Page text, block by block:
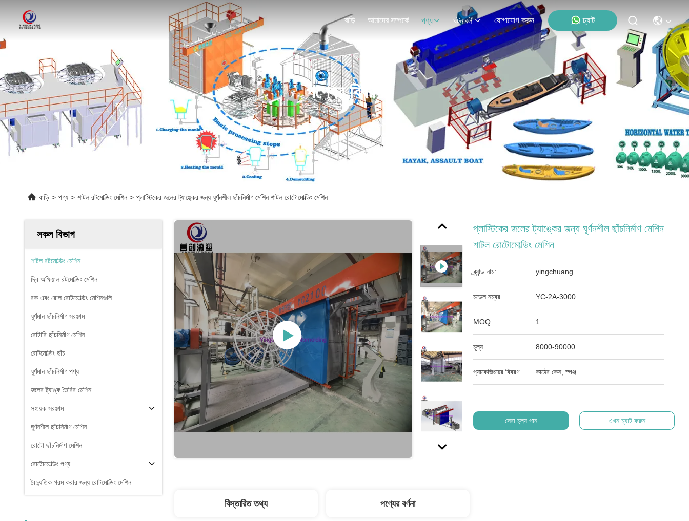
বাড়ি আমাদের সম্পর্কে পণ্য ঘটনাবলী যোগাযোগ করুন চ্যাট
পণ্যের বিবরণ
বাড়ি > পণ্য > শাটল রটমোল্ডিং মেশিন > প্লাস্টিকের জলের ট্যাঙ্কের জন্য ঘূর্ণনশীল ছাঁচনির্মাণ মেশিন শাটল রোটোমোল্ডিং মেশিন
সকল বিভাগ
শাটল রটমোল্ডিং মেশিন
দ্বি অক্ষিয়াল রটমোল্ডিং মেশিন
রক এবং রোল রোটমোল্ডিং মেশিনগুলি
ঘূর্ণমান ছাঁচনির্মাণ সরঞ্জাম
রোটারি ছাঁচনির্মাণ মেশিন
রোটমোল্ডিং ছাঁচ
ঘূর্ণমান ছাঁচনির্মাণ পণ্য
জলের ট্যাঙ্ক তৈরির মেশিন
সহায়ক সরঞ্জাম
ঘূর্ণনশীল ছাঁচনির্মাণ মেশিন
রোটো ছাঁচনির্মাণ মেশিন
রোটোমোল্ডিং পণ্য
বৈদ্যুতিক গরম করার জন্য রোটমোল্ডিং মেশিন
প্লাস্টিকের জলের ট্যাঙ্কের জন্য ঘূর্ণনশীল ছাঁচনির্মাণ মেশিন
শাটল রোটোমোল্ডিং মেশিন
ব্র্যান্ড নাম: yingchuang
মডেল নম্বর: YC-2A-3000
MOQ.: 1
মূল্য: 8000-90000
প্যাকেজিংয়ের বিবরণ: কাঠের কেস, স্পঞ্জ
সেরা মূল্য পান এখন চ্যাট করুন
বিস্তারিত তথ্য পণ্যের বর্ণনা